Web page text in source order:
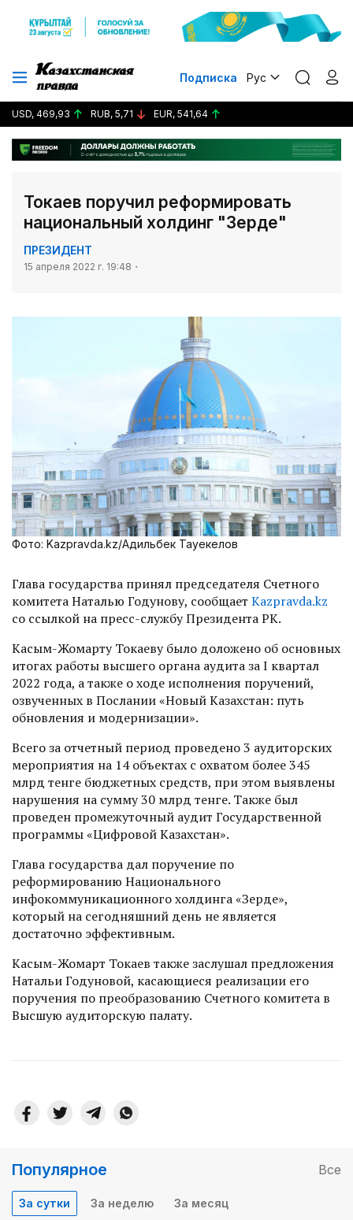
Подписка Рус
USD, 469,93 RUB, 5,71 EUR, 541,64
Токаев поручил реформировать
национальный холдинг "Зерде"
ПРЕЗИДЕНТ
15 апреля 2022 г. 19:48
Фото: Kazpravda.kz/Адильбек Тауекелов
Глава государства принял председателя Счетного
комитета Наталью Годунову, сообщает Kazpravda.kz
со ссылкой на пресс-службу Президента РК.
Касым-Жомарту Токаеву было доложено об основных
итогах работы высшего органа аудита за I квартал
2022 года, а также о ходе исполнения поручений,
озвученных в Послании «Новый Казахстан: путь
обновления и модернизации».
Всего за отчетный период проведено 3 аудиторских
мероприятия на 14 объектах с охватом более 345
млрд тенге бюджетных средств, при этом выявлены
нарушения на сумму 30 млрд тенге. Также был
проведен промежуточный аудит Государственной
программы «Цифровой Казахстан».
Глава государства дал поручение по
реформированию Национального
инфокоммуникационного холдинга «Зерде»,
который на сегодняшний день не является
достаточно эффективным.
Касым-Жомарт Токаев также заслушал предложения
Натальи Годуновой, касающиеся реализации его
поручения по преобразованию Счетного комитета в
Высшую аудиторскую палату.
Популярное Все
За сутки За неделю За месяц